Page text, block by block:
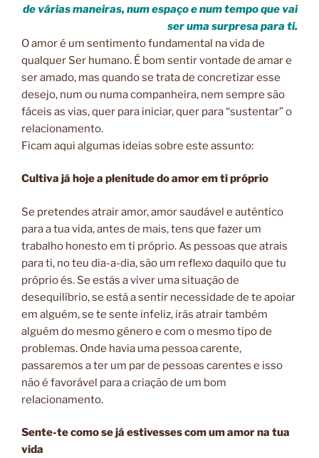
de várias maneiras, num espaço e num tempo que vai
ser uma surpresa para ti.
O amor é um sentimento fundamental na vida de
qualquer Ser humano. É bom sentir vontade de amar e
ser amado, mas quando se trata de concretizar esse
desejo, num ou numa companheira, nem sempre são
fáceis as vias, quer para iniciar, quer para “sustentar” o
relacionamento.
Ficam aqui algumas ideias sobre este assunto:
Cultiva já hoje a plenitude do amor em ti próprio
Se pretendes atrair amor, amor saudável e autêntico
para a tua vida, antes de mais, tens que fazer um
trabalho honesto em ti próprio. As pessoas que atrais
para ti, no teu dia-a-dia, são um reflexo daquilo que tu
próprio és. Se estás a viver uma situação de
desequilíbrio, se está a sentir necessidade de te apoiar
em alguém, se te sente infeliz, irás atrair também
alguém do mesmo género e com o mesmo tipo de
problemas. Onde havia uma pessoa carente,
passaremos a ter um par de pessoas carentes e isso
não é favorável para a criação de um bom
relacionamento.
Sente-te como se já estivesses com um amor na tua
vida